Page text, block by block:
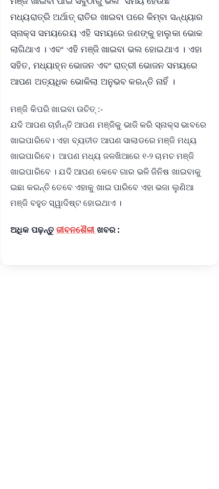
ମଧ୍ୟରାତ୍ରି ଅର୍ଥାତ୍ ରାତିର ଖାଇବା ପରେ କିମ୍ବା ସନ୍ଧ୍ୟାର
ସ୍ନାକ୍ସ ସମୟରେୟ ଏହି ସମୟରେ ଜଣଙ୍କୁ ହାଲୁକା ଭୋକ
ଲାଗିଥାଏ । ଏବଂ ଏହି ମଞ୍ଜି ଖାଇବା ଭଲ ହୋଇଥାଏ । ଏହା
ସହିତ, ମଧ୍ୟାହ୍ନ ଭୋଜନ ଏବଂ ରାତ୍ରୀ ଭୋଜନ ସମୟରେ
ଆପଣ ଅତ୍ୟଧିକ ଭୋକିଲା ଅନୁଭବ କରନ୍ତି ନାହିଁ ।
ମଞ୍ଜି କିପରି ଖାଇବା ଉଚିତ୍ :-
ଯଦି ଆପଣ ଚାହାଁନ୍ତି ଆପଣ ମଞ୍ଜିକୁ ଭାଜି କରି ସ୍ନାକ୍ସ ଭାବରେ
ଖାଇପାରିବେ। ଏହା ବ୍ୟତୀତ ଆପଣ ସାଲାଡରେ ମଞ୍ଜି ମଧ୍ୟ
ଖାଇପାରିବେ। ଆପଣ ମଧ୍ୟ ଜଳଖିଆରେ ୧-୨ ଚାମଚ ମଞ୍ଜି
ଖାଇପାରିବେ । ଯଦି ଆପଣ କେବେ ଗାର ଭଳି ଜିନିଷ ଖାଇବାକୁ
ଇଛା କରନ୍ତି ତେବେ ଏହାକୁ ଖାଇ ପାରିବେ ଏହା ଭଜା ଲୁଣିଆ
ମଞ୍ଜି ବହୁତ ସ୍ୱାଦିଷ୍ଟ ହୋଇଥାଏ ।
ଅଧିକ ପଢ଼ନ୍ତୁ ଜୀବନଶୈଳୀ ଖବର :